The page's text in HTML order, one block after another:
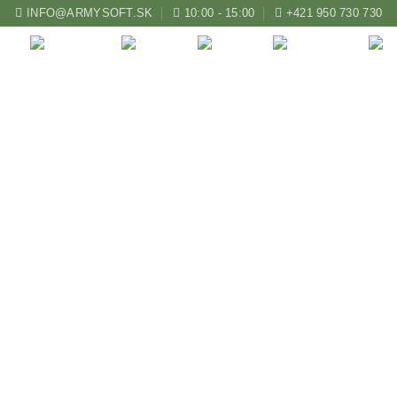
INFO@ARMYSOFT.SK 10:00 - 15:00 +421 950 730 730